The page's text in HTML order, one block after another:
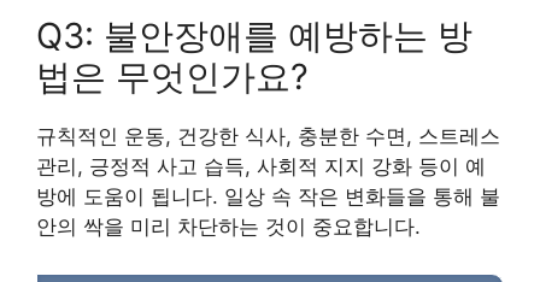
Q3: 불안장애를 예방하는 방
법은 무엇인가요?
규칙적인 운동, 건강한 식사, 충분한 수면, 스트레스
관리, 긍정적 사고 습득, 사회적 지지 강화 등이 예
방에 도움이 됩니다. 일상 속 작은 변화들을 통해 불
안의 싹을 미리 차단하는 것이 중요합니다.